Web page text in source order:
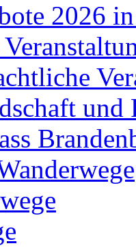
2026
und